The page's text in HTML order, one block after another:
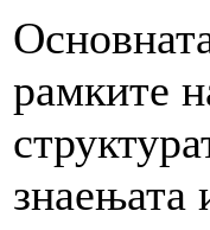
рамките
знаењата